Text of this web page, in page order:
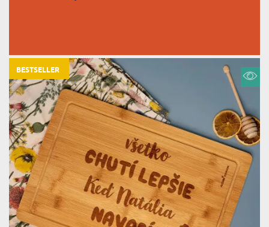
BESTSELLER